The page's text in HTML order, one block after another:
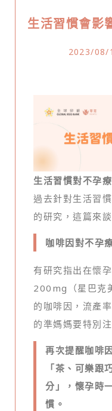
生活習慣會影
2023/08/
生活習慣對不孕
過去針對生活習
的研究，這篇來談
咖啡因對不孕
有研究指出在懷
200mg（星巴克
的咖啡因，流產
的準媽媽要特別注
再次提醒咖啡
「茶、可樂跟
分」，懷孕時
慣。